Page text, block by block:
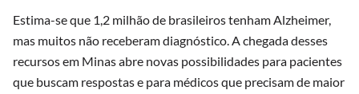
Estima-se que 1,2 milhão de brasileiros tenham Alzheimer,
mas muitos não receberam diagnóstico. A chegada desses
recursos em Minas abre novas possibilidades para pacientes
que buscam respostas e para médicos que precisam de maior